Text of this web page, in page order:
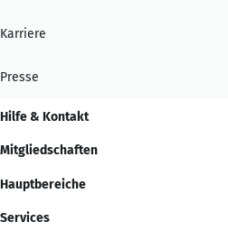
Karriere
Presse
Hilfe & Kontakt
Mitgliedschaften
Hauptbereiche
Services